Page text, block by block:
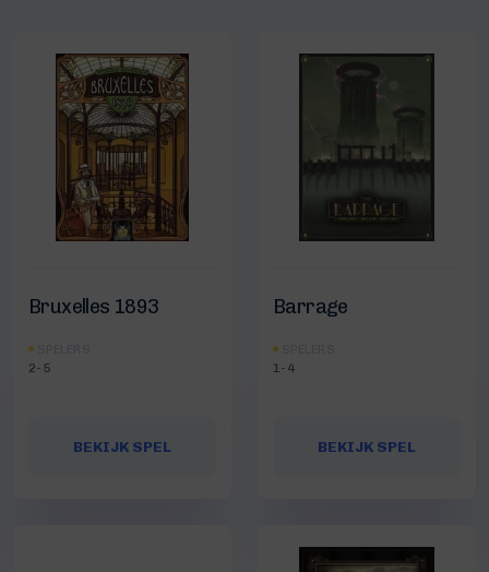
Bruxelles 1893
2-5
BEKIJK SPEL
Barrage
1-4
BEKIJK SPEL